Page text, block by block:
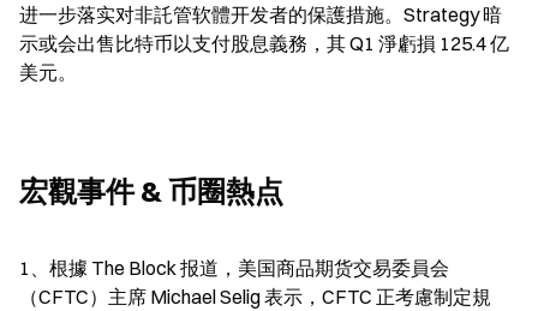
进一步落实对非託管软體开发者的保護措施。Strategy 暗
示或会出售比特币以支付股息義務，其 Q1 淨虧損 125.4 亿
美元。
宏觀事件 & 币圈熱点
1、根據 The Block 报道，美国商品期货交易委員会
（CFTC）主席 Michael Selig 表示，CFTC 正考慮制定規